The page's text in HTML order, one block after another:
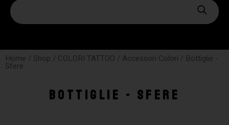
Home / Shop / COLORI TATTOO / Accessori Colori / Bottiglie -
Sfere
Bottiglie - Sfere